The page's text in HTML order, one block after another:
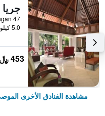
5.0 كيلومتر عن وسط المدينة
453 ﷼
مشاهدة الفنادق الأخرى